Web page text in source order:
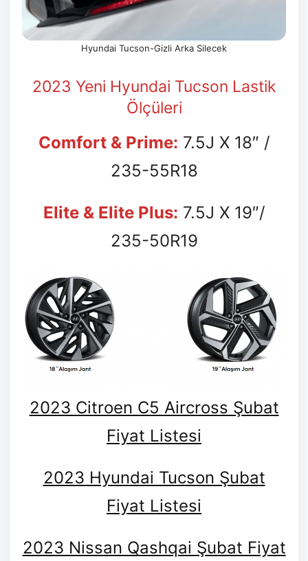
Hyundai Tucson-Gizli Arka Silecek
2023 Yeni Hyundai Tucson Lastik
Ölçüleri
Comfort & Prime: 7.5J X 18″ /
235-55R18
EIite & Elite Plus: 7.5J X 19″/
235-50R19
2023 Citroen C5 Aircross Şubat
Fiyat Listesi
2023 Hyundai Tucson Şubat
Fiyat Listesi
2023 Nissan Qashqai Şubat Fiyat